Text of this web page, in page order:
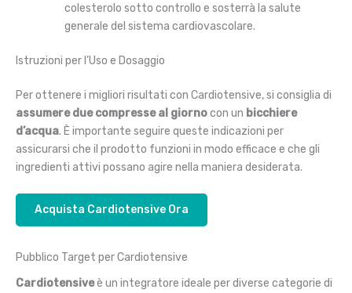
colesterolo sotto controllo e sosterrà la salute
generale del sistema cardiovascolare.
Istruzioni per l’Uso e Dosaggio
Per ottenere i migliori risultati con Cardiotensive, si consiglia di
assumere due compresse al giornocon un bicchiere
d’acqua. È importante seguire queste indicazioni per
assicurarsi che il prodotto funzioni in modo efficace e che gli
ingredienti attivi possano agire nella maniera desiderata.
Acquista Cardiotensive Ora
Pubblico Target per Cardiotensive
Cardiotensiveè un integratore ideale per diverse categorie di